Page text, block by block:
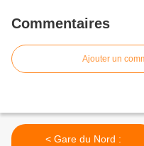
Commentaires
Ajouter un
< Gare du Nord :